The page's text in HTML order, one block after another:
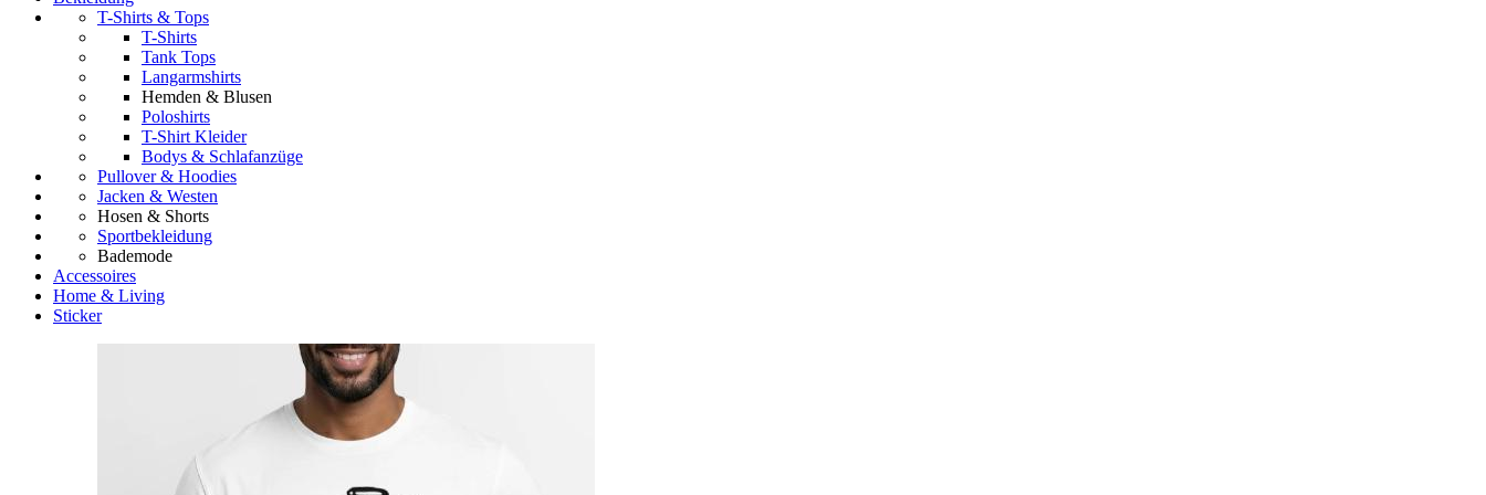
T-Shirts & Tops
T-Shirts
Tank Tops
Langarmshirts
Hemden & Blusen
Poloshirts
T-Shirt Kleider
Bodys & Schlafanzüge
Pullover & Hoodies
Jacken & Westen
Hosen & Shorts
Sportbekleidung
Bademode
Accessoires
Home & Living
Sticker